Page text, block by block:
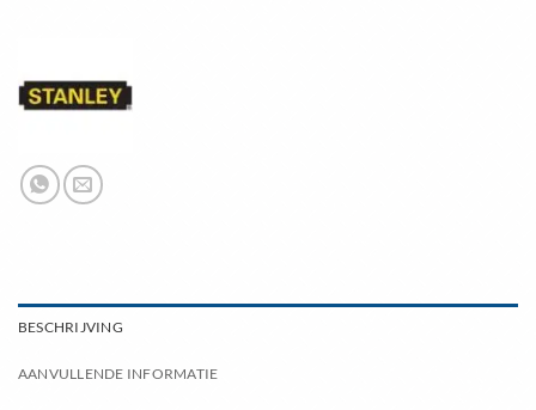
BESCHRIJVING
AANVULLENDE INFORMATIE